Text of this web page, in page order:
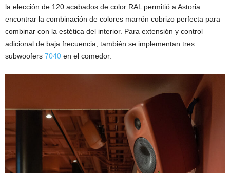
la elección de 120 acabados de color RAL permitió a Astoria
encontrar la combinación de colores marrón cobrizo perfecta para
combinar con la estética del interior. Para extensión y control
adicional de baja frecuencia, también se implementan tres
subwoofers 7040 en el comedor.